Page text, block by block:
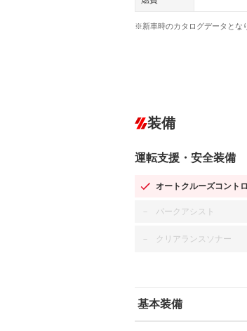
※新車時のカタログデータとな
装備
運転支援・安全装備
オートクルーズコント
－ パークアシスト
－ クリアランスソナー
基本装備